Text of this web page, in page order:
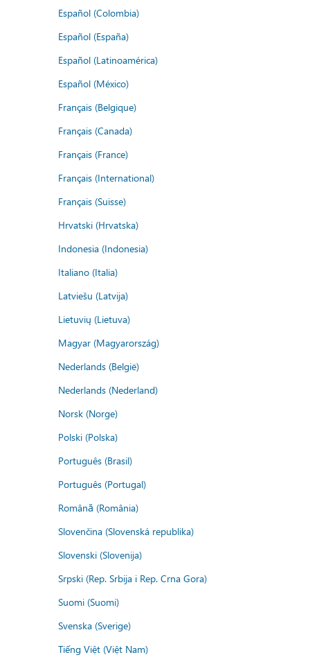
Español (Colombia)
Español (España)
Español (Latinoamérica)
Español (México)
Français (Belgique)
Français (Canada)
Français (France)
Français (International)
Français (Suisse)
Hrvatski (Hrvatska)
Indonesia (Indonesia)
Italiano (Italia)
Latviešu (Latvija)
Lietuvių (Lietuva)
Magyar (Magyarország)
Nederlands (België)
Nederlands (Nederland)
Norsk (Norge)
Polski (Polska)
Português (Brasil)
Português (Portugal)
Română (România)
Slovenčina (Slovenská republika)
Slovenski (Slovenija)
Srpski (Rep. Srbija i Rep. Crna Gora)
Suomi (Suomi)
Svenska (Sverige)
Tiếng Việt (Việt Nam)